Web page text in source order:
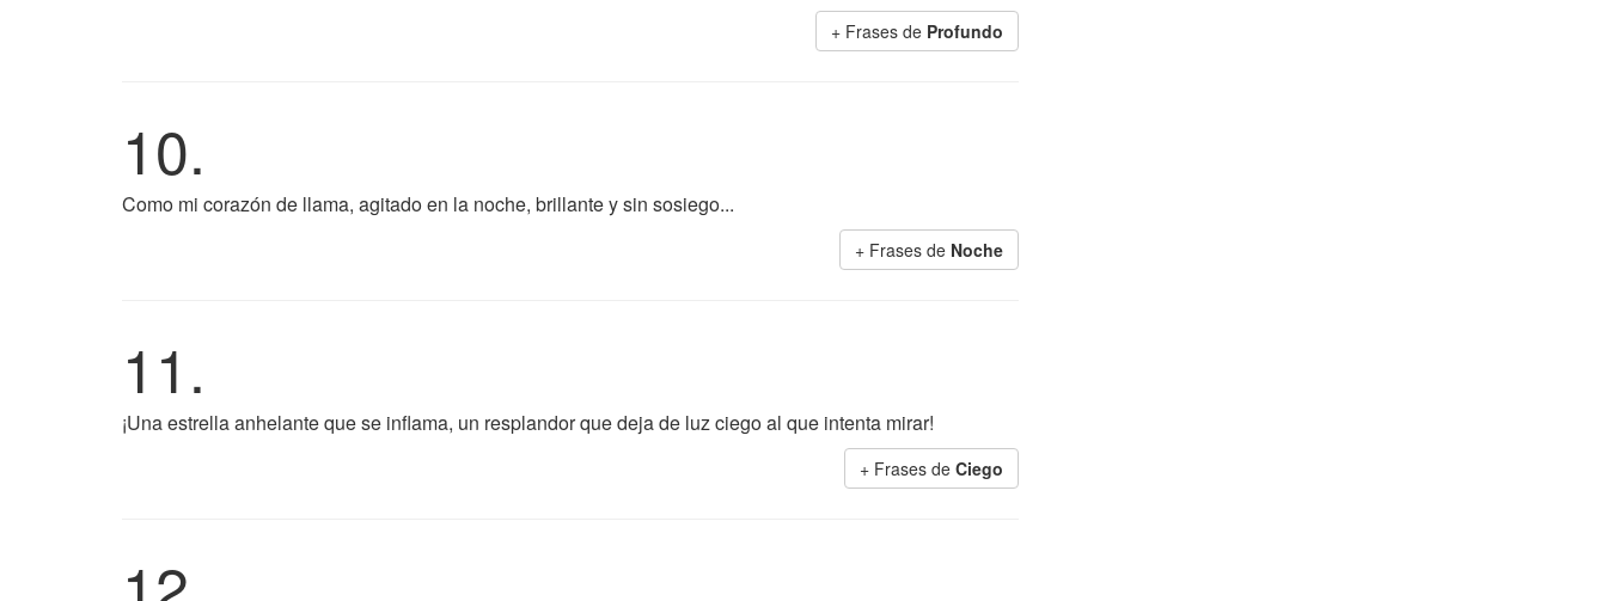
+ Frases de Profundo
10.
Como mi corazón de llama, agitado en la noche, brillante y sin sosiego...
+ Frases de Noche
11.
¡Una estrella anhelante que se inflama, un resplandor que deja de luz ciego al que intenta mirar!
+ Frases de Ciego